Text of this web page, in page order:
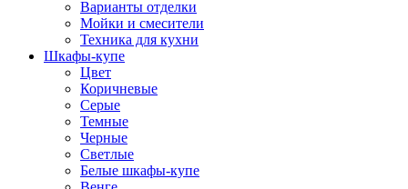
Варианты отделки
Мойки и смесители
Техника для кухни
Шкафы-купе
Цвет
Коричневые
Серые
Темные
Черные
Светлые
Белые шкафы-купе